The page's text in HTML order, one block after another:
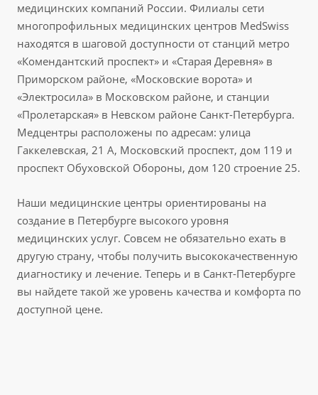
медицинских компаний России. Филиалы сети
многопрофильных медицинских центров MedSwiss
находятся в шаговой доступности от станций метро
«Комендантский проспект» и «Старая Деревня» в
Приморском районе, «Московские ворота» и
«Электросила» в Московском районе, и станции
«Пролетарская» в Невском районе Санкт-Петербурга.
Медцентры расположены по адресам: улица
Гаккелевская, 21 А, Московский проспект, дом 119 и
проспект Обуховской Обороны, дом 120 строение 25.
Наши медицинские центры ориентированы на
создание в Петербурге высокого уровня
медицинских услуг. Совсем не обязательно ехать в
другую страну, чтобы получить высококачественную
диагностику и лечение. Теперь и в Санкт-Петербурге
вы найдете такой же уровень качества и комфорта по
доступной цене.